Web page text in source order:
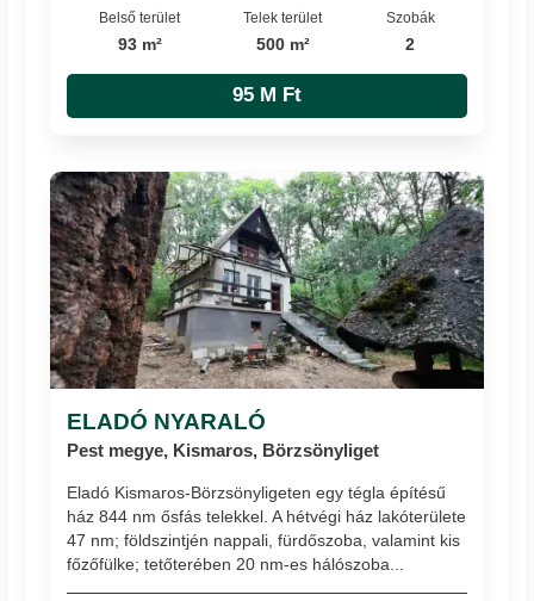
Belső terület
93 m²
Telek terület
500 m²
Szobák
2
95 M Ft
ELADÓ NYARALÓ
Pest megye, Kismaros, Börzsönyliget
Eladó Kismaros-Börzsönyligeten egy tégla építésű
ház 844 nm ősfás telekkel. A hétvégi ház lakóterülete
47 nm; földszintjén nappali, fürdőszoba, valamint kis
főzőfülke; tetőterében 20 nm-es hálószoba...